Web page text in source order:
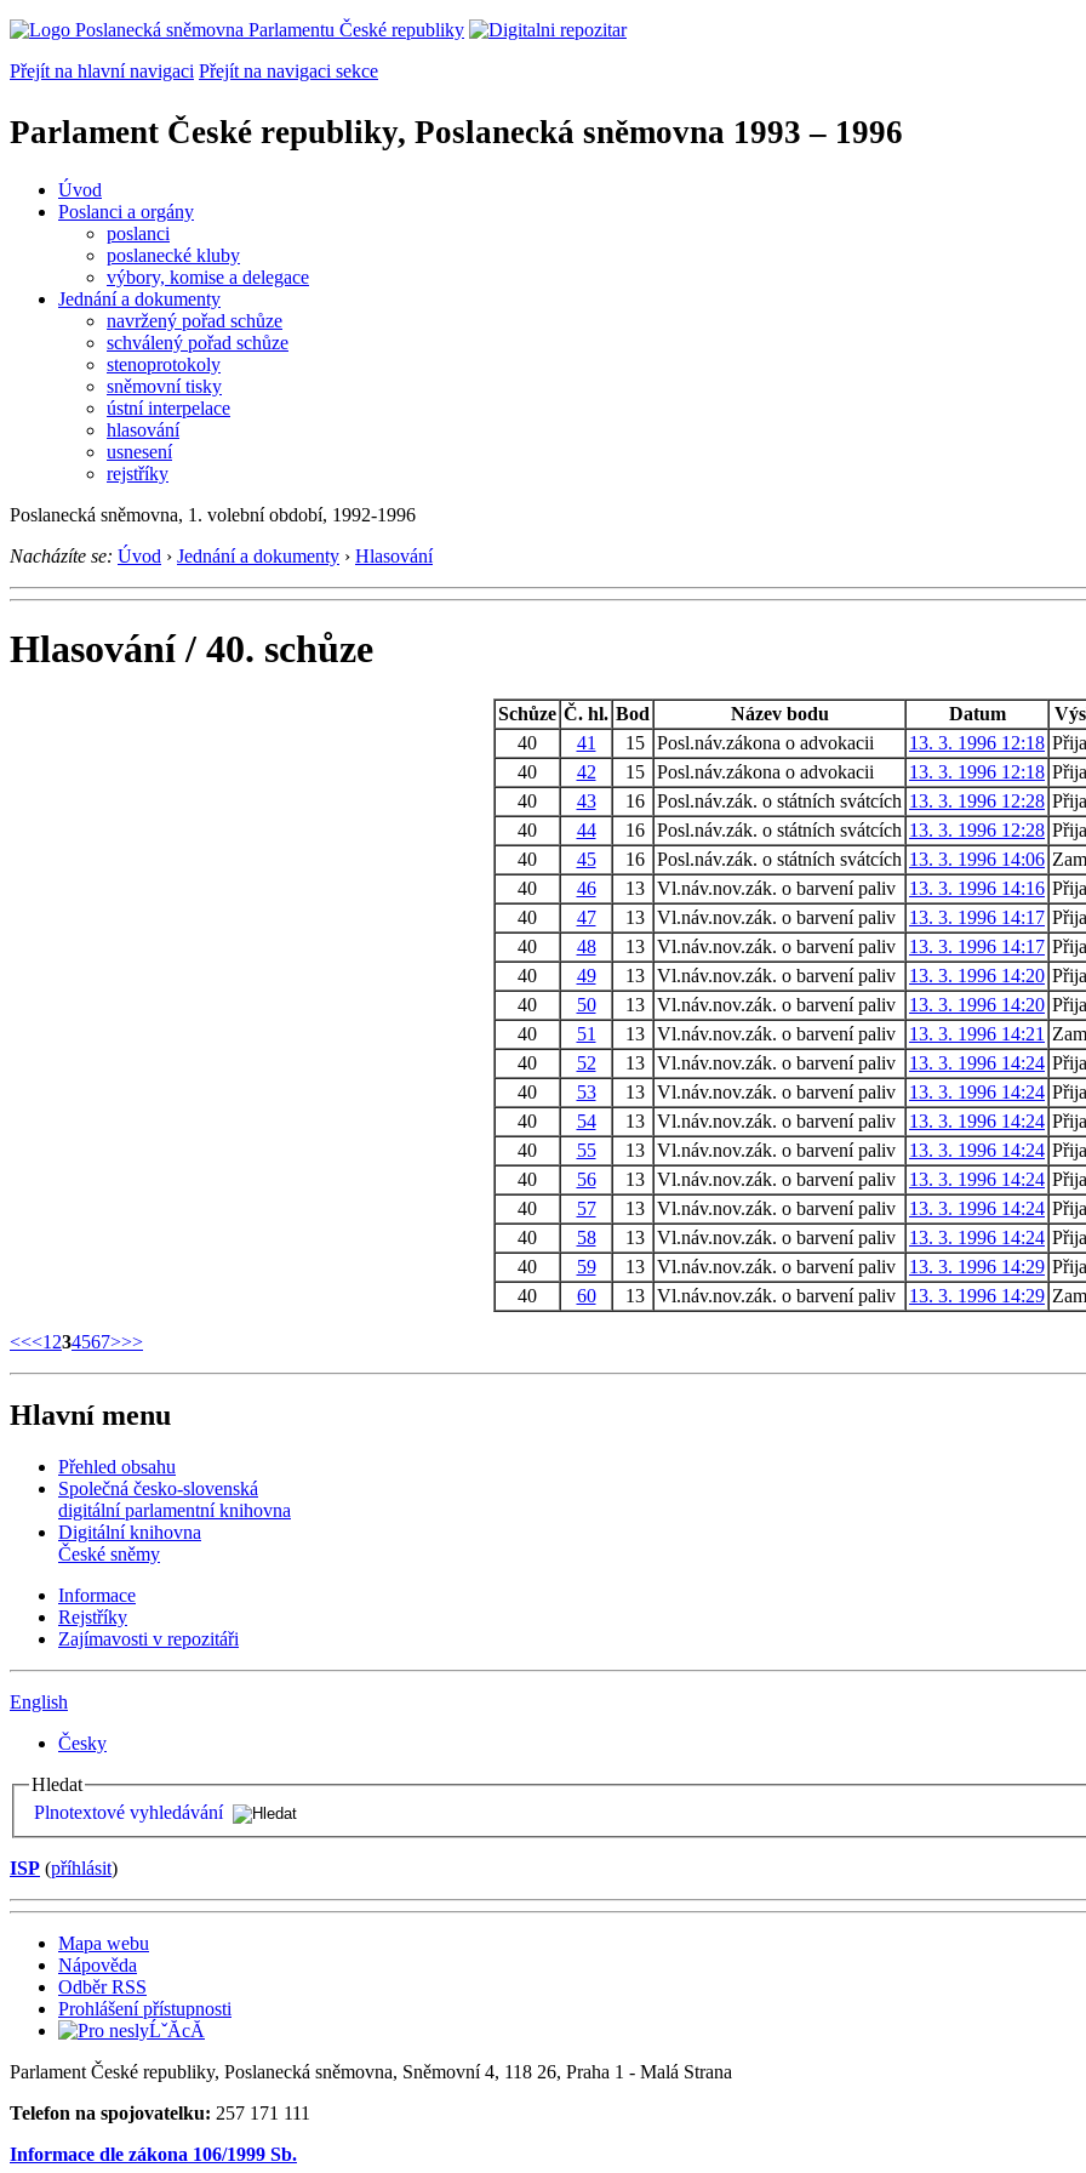
Přejít na hlavní navigaci Přejít na navigaci sekce
Parlament České republiky, Poslanecká sněmovna 1993 – 1996
Úvod
Poslanci a orgány
poslanci
poslanecké kluby
výbory, komise a delegace
Jednání a dokumenty
navržený pořad schůze
schválený pořad schůze
stenoprotokoly
sněmovní tisky
ústní interpelace
hlasování
usnesení
rejstříky
Poslanecká sněmovna, 1. volební období, 1992-1996
Nacházíte se: Úvod › Jednání a dokumenty › Hlasování
Hlasování / 40. schůze
Schůze Č. hl. Bod Název bodu Datum
40
41 15 Posl.náv.zákona o advokacii 13. 3. 1996 12:18
40
42 15 Posl.náv.zákona o advokacii 13. 3. 1996 12:18
40
43 16 Posl.náv.zák. o státních svátcích 13. 3. 1996 12:28
40
44 16 Posl.náv.zák. o státních svátcích 13. 3. 1996 12:28
40
45 16 Posl.náv.zák. o státních svátcích 13. 3. 1996 14:06
40
46 13 Vl.náv.nov.zák. o barvení paliv 13. 3. 1996 14:16
40
47 13 Vl.náv.nov.zák. o barvení paliv 13. 3. 1996 14:17
40
48 13 Vl.náv.nov.zák. o barvení paliv 13. 3. 1996 14:17
40
49 13 Vl.náv.nov.zák. o barvení paliv 13. 3. 1996 14:20
40
50 13 Vl.náv.nov.zák. o barvení paliv 13. 3. 1996 14:20
40
51 13 Vl.náv.nov.zák. o barvení paliv 13. 3. 1996 14:21
40
52 13 Vl.náv.nov.zák. o barvení paliv 13. 3. 1996 14:24
40
53 13 Vl.náv.nov.zák. o barvení paliv 13. 3. 1996 14:24
40
54 13 Vl.náv.nov.zák. o barvení paliv 13. 3. 1996 14:24
40
55 13 Vl.náv.nov.zák. o barvení paliv 13. 3. 1996 14:24
40
56 13 Vl.náv.nov.zák. o barvení paliv 13. 3. 1996 14:24
40
57 13 Vl.náv.nov.zák. o barvení paliv 13. 3. 1996 14:24
40
58 13 Vl.náv.nov.zák. o barvení paliv 13. 3. 1996 14:24
40
59 13 Vl.náv.nov.zák. o barvení paliv 13. 3. 1996 14:29
40
60 13 Vl.náv.nov.zák. o barvení paliv 13. 3. 1996 14:29
<<<1 234567>>>
Hlavní menu
Přehled obsahu
Společná česko-slovenská
digitální parlamentní knihovna
Digitální knihovna
České sněmy
Informace
Rejstříky
Zajímavosti v repozitáři
English
Česky
Hledat
Plnotextové vyhledávání
ISP (příhlásit)
Mapa webu
Nápověda
Odběr RSS
Prohlášení přístupnosti
Parlament České republiky, Poslanecká sněmovna, Sněmovní 4, 118 26, Praha 1 - Malá Strana
Telefon na spojovatelku: 257 171 111
Informace dle zákona 106/1999 Sb.